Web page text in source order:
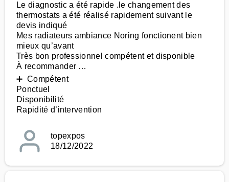
Le diagnostic a été rapide .le changement des
thermostats a été réalisé rapidement suivant le
devis indiqué
Mes radiateurs ambiance Noring fonctionent bien
mieux qu’avant
Très bon professionnel compétent et disponible
À recommander …
➕ Compétent
Ponctuel
Disponibilité
Rapidité d’intervention
topexpos
18/12/2022